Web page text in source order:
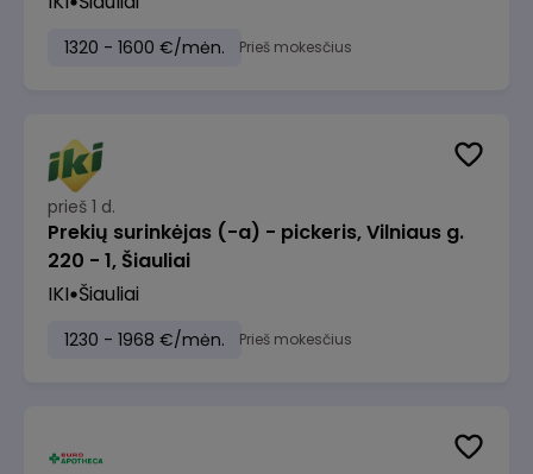
1320 - 1600 €/mėn. Prieš mokesčius
prieš 1 d.
Prekių surinkėjas (-a) - pickeris, Vilniaus g.
220 - 1, Šiauliai
IKI Šiauliai
1230 - 1968 €/mėn. Prieš mokesčius